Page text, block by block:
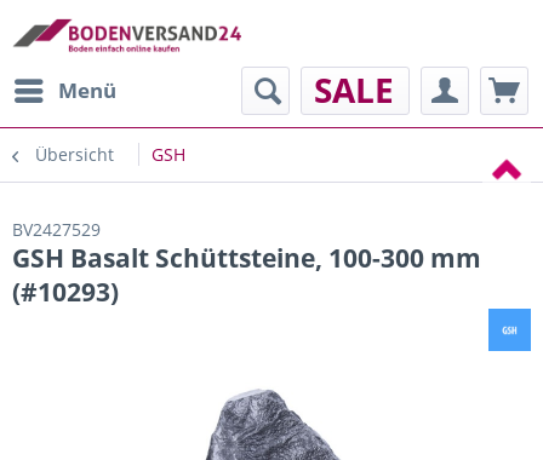
Menü SALE
Übersicht GSH
BV2427529
GSH Basalt Schüttsteine, 100-300 mm
(#10293)